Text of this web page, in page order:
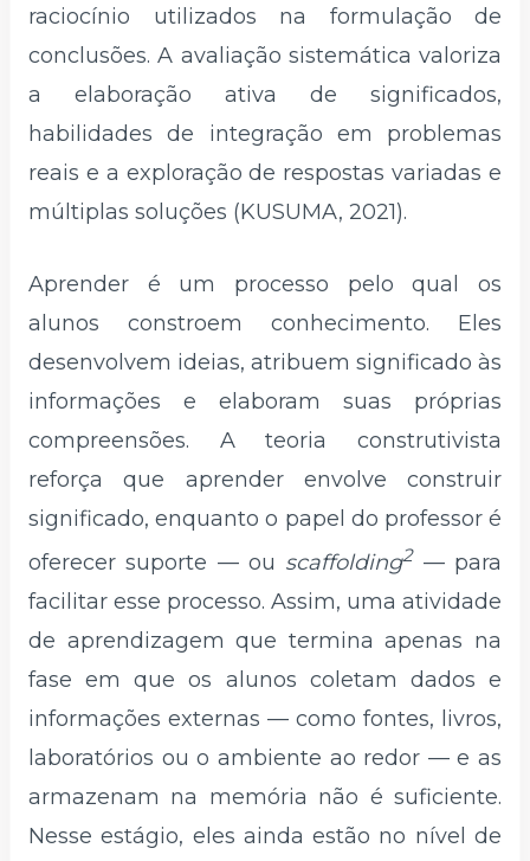
raciocínio utilizados na formulação de
conclusões. A avaliação sistemática valoriza
a elaboração ativa de significados,
habilidades de integração em problemas
reais e a exploração de respostas variadas e
múltiplas soluções (KUSUMA, 2021).
Aprender é um processo pelo qual os
alunos constroem conhecimento. Eles
desenvolvem ideias, atribuem significado às
informações e elaboram suas próprias
compreensões. A teoria construtivista
reforça que aprender envolve construir
significado, enquanto o papel do professor é
oferecer suporte — ou scaffolding2 — para
facilitar esse processo. Assim, uma atividade
de aprendizagem que termina apenas na
fase em que os alunos coletam dados e
informações externas — como fontes, livros,
laboratórios ou o ambiente ao redor — e as
armazenam na memória não é suficiente.
Nesse estágio, eles ainda estão no nível de